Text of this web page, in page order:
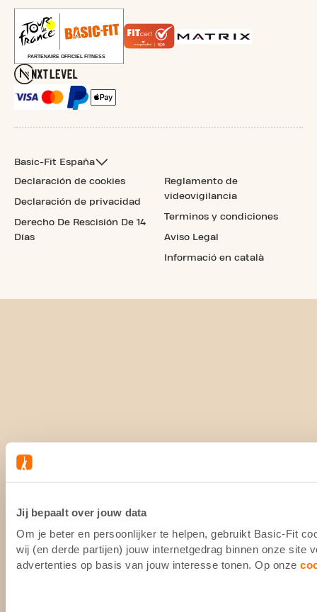
Jij bepaalt over jouw data
Om je beter en persoonlijker te helpen, gebruikt Basic-Fit
wij (en derde partijen) jouw internetgedrag binnen onze site
advertenties op basis van jouw interesse tonen. Op onze
Basic-Fit España
Declaración de cookies
Declaración de privacidad
Derecho De Rescisión De 14
Días
Reglamento de
videovigilancia
Terminos y condiciones
Aviso Legal
Informació en català